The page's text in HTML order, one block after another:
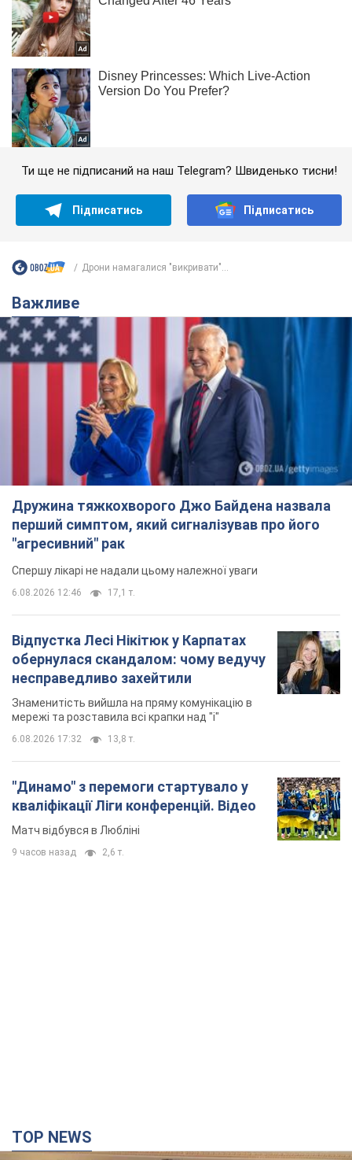
Ти ще не підписаний на наш Telegram? Швиденько тисни!
Підписатись Підписатись
Дрони намагалися "викривати"...
Важливе
Дружина тяжкохворого Джо Байдена назвала
перший симптом, який сигналізував про його
"агресивний" рак
Спершу лікарі не надали цьому належної уваги
6.08.2026 12:46 17,1 т.
Відпустка Лесі Нікітюк у Карпатах
обернулася скандалом: чому ведучу
несправедливо захейтили
Знаменитість вийшла на пряму комунікацію в
мережі та розставила всі крапки над "і"
6.08.2026 17:32 13,8 т.
"Динамо" з перемоги стартувало у
кваліфікації Ліги конференцій. Відео
Матч відбувся в Любліні
9 часов назад 2,6 т.
TOP NEWS